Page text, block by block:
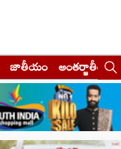
జాతీయం అంతర్జాతీయం